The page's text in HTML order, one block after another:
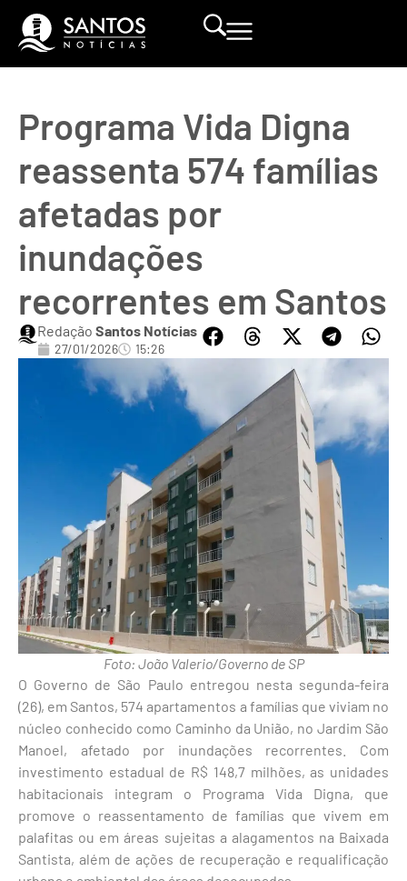
Programa Vida Digna
reassenta 574 famílias
afetadas por
inundações
recorrentes em Santos
Redação Santos Notícias
27/01/2026 15:26
Foto: João Valerio/Governo de SP
O Governo de São Paulo entregou nesta segunda-feira
(26), em Santos, 574 apartamentos a famílias que viviam no
núcleo conhecido como Caminho da União, no Jardim São
Manoel, afetado por inundações recorrentes. Com
investimento estadual de R$ 148,7 milhões, as unidades
habitacionais integram o Programa Vida Digna, que
promove o reassentamento de famílias que vivem em
palafitas ou em áreas sujeitas a alagamentos na Baixada
Santista, além de ações de recuperação e requalificação